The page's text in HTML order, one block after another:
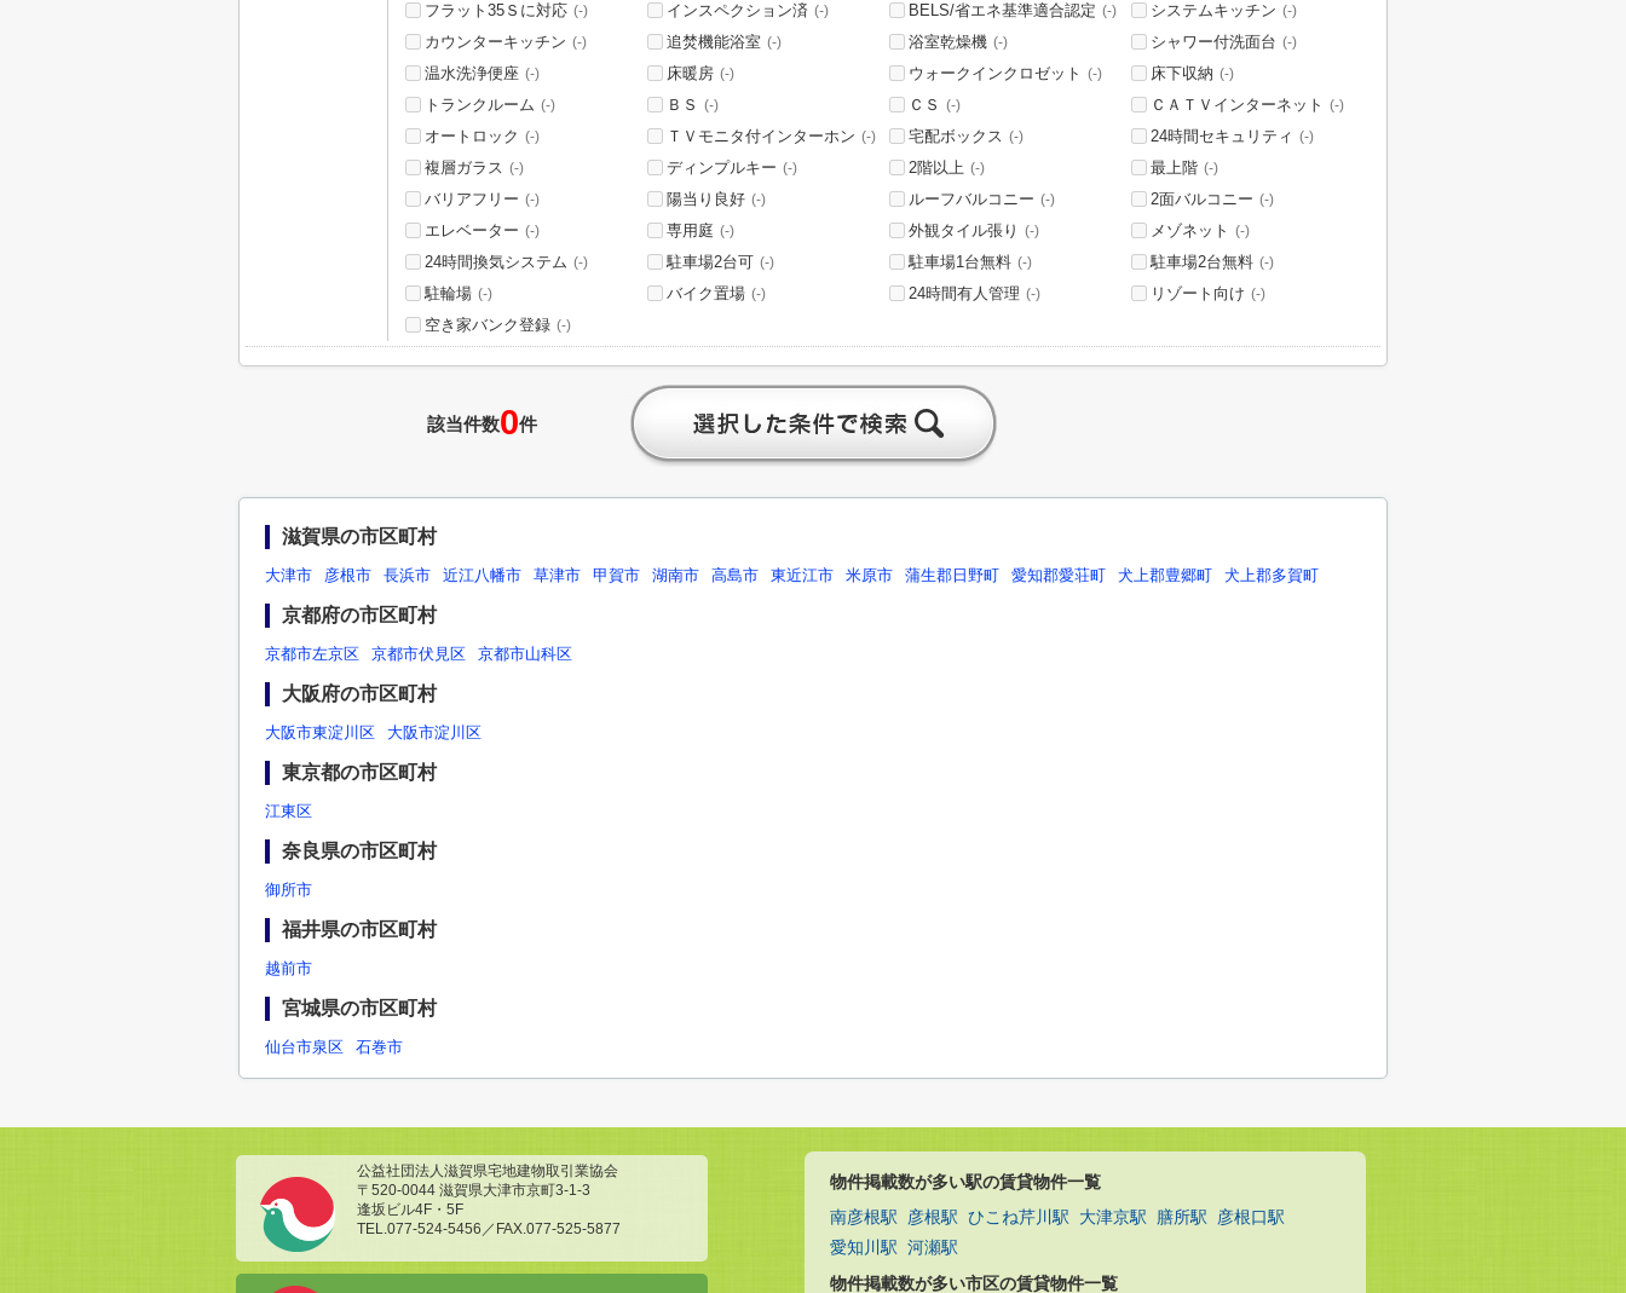
フラット35Ｓに対応 (-) インスペクション済 (-) BELS/省エネ基準適合認定 (-) システムキッチン (-)
カウンターキッチン (-) 追焚機能浴室 (-) 浴室乾燥機 (-) シャワー付洗面台 (-)
温水洗浄便座 (-) 床暖房 (-) ウォークインクロゼット (-) 床下収納 (-)
トランクルーム (-) ＢＳ (-) ＣＳ (-) ＣＡＴＶインターネット (-)
オートロック (-) ＴＶモニタ付インターホン (-) 宅配ボックス (-) 24時間セキュリティ (-)
複層ガラス (-) ディンプルキー (-) 2階以上 (-) 最上階 (-)
バリアフリー (-) 陽当り良好 (-) ルーフバルコニー (-) 2面バルコニー (-)
エレベーター (-) 専用庭 (-) 外観タイル張り (-) メゾネット (-)
24時間換気システム (-) 駐車場2台可 (-) 駐車場1台無料 (-) 駐車場2台無料 (-)
駐輪場 (-) バイク置場 (-) 24時間有人管理 (-) リゾート向け (-)
空き家バンク登録 (-)
該当件数0件
滋賀県の市区町村
大津市 彦根市 長浜市 近江八幡市 草津市 甲賀市 湖南市 高島市 東近江市 米原市 蒲生郡日野町 愛知郡愛荘町 犬上郡豊郷町 犬上郡多賀町
京都府の市区町村
京都市左京区 京都市伏見区 京都市山科区
大阪府の市区町村
大阪市東淀川区 大阪市淀川区
東京都の市区町村
江東区
奈良県の市区町村
御所市
福井県の市区町村
越前市
宮城県の市区町村
仙台市泉区 石巻市
公益社団法人滋賀県宅地建物取引業協会
〒520-0044 滋賀県大津市京町3-1-3
逢坂ビル4F・5F
TEL.077-524-5456／FAX.077-525-5877
物件掲載数が多い駅の賃貸物件一覧
南彦根駅 彦根駅 ひこね芹川駅 大津京駅 膳所駅
彦根口駅
愛知川駅 河瀬駅
物件掲載数が多い市区の賃貸物件一覧